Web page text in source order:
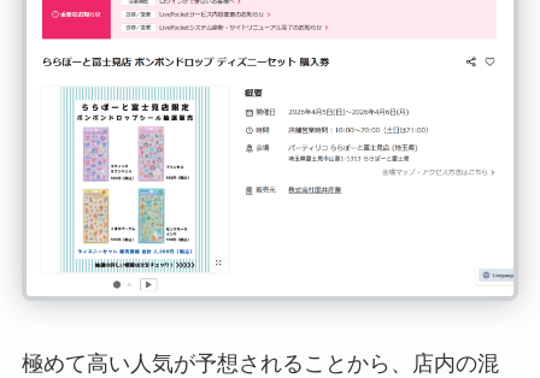
極めて高い人気が予想されることから、店内の混